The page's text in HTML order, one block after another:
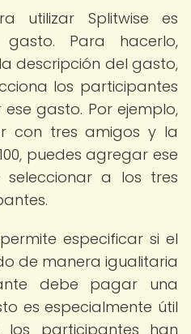
utilizar Splitwise es
Para hacerlo,
descripción del gasto,
los participantes
gasto. Por ejemplo,
con tres amigos y la
puedes agregar ese
a los tres
especificar si el
de manera igualitaria
debe pagar una
es especialmente útil
participantes han